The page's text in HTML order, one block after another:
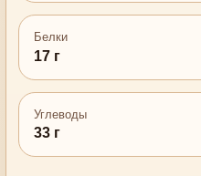
Белки
17 г
Углеводы
33 г